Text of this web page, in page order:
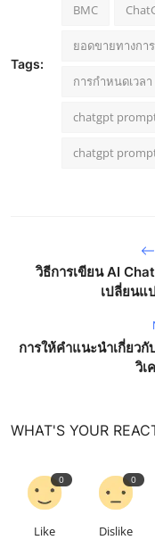
Tags:
BMC
ยอดขายทางกา
การกำหนดเวลา
chatgpt
chatgpt
วิธีการเขียน AI
เปลี่ยนแ
การให้คำแนะนำเกี่ยว
วิเ
WHAT'S YOUR
0
Like
0
Dislike